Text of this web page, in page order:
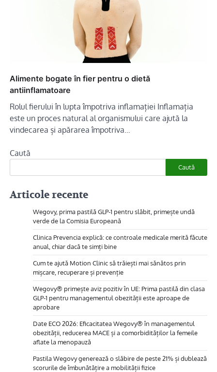
Alimente bogate în fier pentru o dietă
antiinflamatoare
Rolul fierului în lupta împotriva inflamației Inflamația
este un proces natural al organismului care ajută la
vindecarea și apărarea împotriva…
Caută
Caută
Articole recente
Wegovy, prima pastilă GLP-1 pentru slăbit, primește undă
verde de la Comisia Europeană
Clinica Prevencia explică: ce controale medicale merită făcute
anual, chiar dacă te simți bine
Cum te ajută Motion Clinic să trăiești mai sănătos prin
mișcare, recuperare și prevenție
Wegovy® primește aviz pozitiv în UE: Prima pastilă din clasa
GLP-1 pentru managementul obezității este aproape de
aprobare
Date ECO 2026: Eficacitatea Wegovy® în managementul
obezității, reducerea MACE și a comorbidităților la femeile
aflate la menopauză
Pastila Wegovy generează o slăbire de peste 21% și dublează
scorurile de îmbunătățire a mobilității fizice